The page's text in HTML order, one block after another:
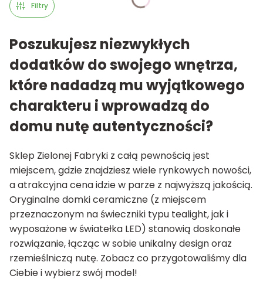
Filtry
Poszukujesz niezwykłych
dodatków do swojego wnętrza,
które nadadzą mu wyjątkowego
charakteru i wprowadzą do
domu nutę autentyczności?
Sklep Zielonej Fabryki z całą pewnością jest
miejscem, gdzie znajdziesz wiele rynkowych nowości,
a atrakcyjna cena idzie w parze z najwyższą jakością.
Oryginalne domki ceramiczne (z miejscem
przeznaczonym na świeczniki typu tealight, jak i
wyposażone w światełka LED) stanowią doskonałe
rozwiązanie, łącząc w sobie unikalny design oraz
rzemieślniczą nutę. Zobacz co przygotowaliśmy dla
Ciebie i wybierz swój model!